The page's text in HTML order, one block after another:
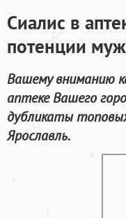
Сиалис в
потенции
Вашему вниманию
аптеке Вашего
дубликаты
Ярославль.